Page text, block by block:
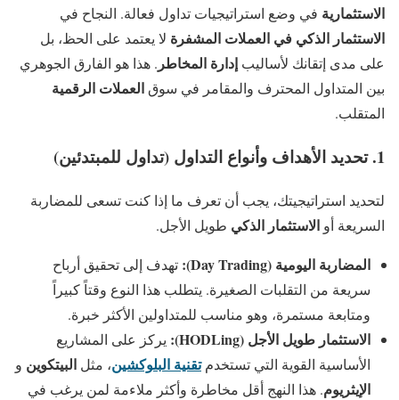
الاستثمارية في وضع استراتيجيات تداول فعالة. النجاح في
الاستثمار الذكي في العملات المشفرة لا يعتمد على الحظ، بل
على مدى إتقانك لأساليب إدارة المخاطر . هذا هو الفارق الجوهري
بين المتداول المحترف والمقامر في سوقالعملات الرقمية
المتقلب.
1. تحديد الأهداف وأنواع التداول (تداول للمبتدئين)
لتحديد استراتيجيتك، يجب أن تعرف ما إذا كنت تسعى للمضاربة
السريعة أو الاستثمار الذكي طويل الأجل.
المضاربة اليومية (Day Trading):
تهدف إلى تحقيق أرباح
سريعة من التقلبات الصغيرة. يتطلب هذا النوع وقتاً كبيراً
ومتابعة مستمرة، وهو مناسب للمتداولين الأكثر خبرة.
الاستثمار طويل الأجل (HODLing):
يركز على المشاريع
الأساسية القوية التي تستخدمتقنية البلوكشين، مثل البيتكوين و
الإيثريوم. هذا النهج أقل مخاطرة وأكثر ملاءمة لمن يرغب في